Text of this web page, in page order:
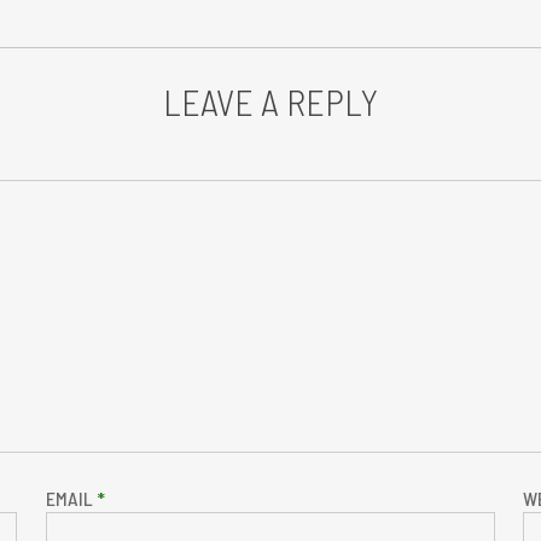
LEAVE A REPLY
EMAIL *